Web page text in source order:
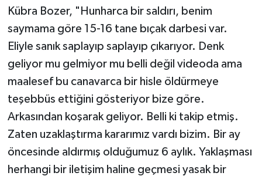
Kübra Bozer, "Hunharca bir saldırı, benim
saymama göre 15-16 tane bıçak darbesi var.
Eliyle sanık saplayıp saplayıp çıkarıyor. Denk
geliyor mu gelmiyor mu belli değil videoda ama
maalesef bu canavarca bir hisle öldürmeye
teşebbüs ettiğini gösteriyor bize göre.
Arkasından koşarak geliyor. Belli ki takip etmiş.
Zaten uzaklaştırma kararımız vardı bizim. Bir ay
öncesinde aldırmış olduğumuz 6 aylık. Yaklaşması
herhangi bir iletişim haline geçmesi yasak bir